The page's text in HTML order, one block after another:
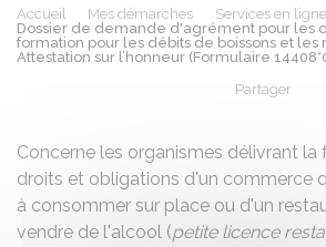
Accueil Mes démarches
Services en
Dossier de demande d'agrément pour les
formation pour les débits de boissons et les
Attestation sur l’honneur (Formulaire
Partager
Concerne les organismes délivrant la
droits et obligations d'un commerce
à consommer sur place ou d'un
vendre de l'alcool (petite licence